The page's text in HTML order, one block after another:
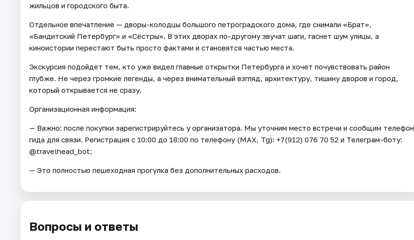
жильцов и городского быта.
Отдельное впечатление — дворы-колодцы большого петроградского дома, где снимали «Брат»,
«Бандитский Петербург» и «Сёстры». В этих дворах по-другому звучат шаги, гаснет шум улицы, а
киноистории перестают быть просто фактами и становятся частью места.
Экскурсия подойдёт тем, кто уже видел главные открытки Петербурга и хочет почувствовать район
глубже. Не через громкие легенды, а через внимательный взгляд, архитектуру, тишину дворов и город,
который открывается не сразу.
Организационная информация:
— Важно: после покупки зарегистрируйтесь у организатора. Мы уточним место встречи и сообщим телефон
гида для связи. Регистрация с 10:00 до 18:00 по телефону (МАХ, Tg): +7(912) 076 70 52 и Телеграм-боту:
@travelhead_bot;
— Это полностью пешеходная прогулка без дополнительных расходов.
Вопросы и ответы